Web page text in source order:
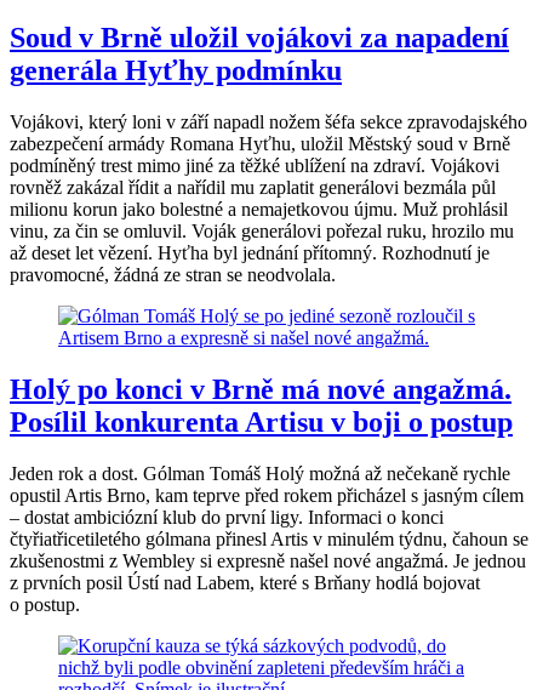
Soud v Brně uložil vojákovi za napadení
generála Hyťhy podmínku
Vojákovi, který loni v září napadl nožem šéfa sekce zpravodajského
zabezpečení armády Romana Hyťhu, uložil Městský soud v Brně
podmíněný trest mimo jiné za těžké ublížení na zdraví. Vojákovi
rovněž zakázal řídit a nařídil mu zaplatit generálovi bezmála půl
milionu korun jako bolestné a nemajetkovou újmu. Muž prohlásil
vinu, za čin se omluvil. Voják generálovi pořezal ruku, hrozilo mu
až deset let vězení. Hyťha byl jednání přítomný. Rozhodnutí je
pravomocné, žádná ze stran se neodvolala.
Holý po konci v Brně má nové angažmá.
Posílil konkurenta Artisu v boji o postup
Jeden rok a dost. Gólman Tomáš Holý možná až nečekaně rychle
opustil Artis Brno, kam teprve před rokem přicházel s jasným cílem
– dostat ambiciózní klub do první ligy. Informaci o konci
čtyřiatřicetiletého gólmana přinesl Artis v minulém týdnu, čahoun se
zkušenostmi z Wembley si expresně našel nové angažmá. Je jednou
z prvních posil Ústí nad Labem, které s Brňany hodlá bojovat
o postup.